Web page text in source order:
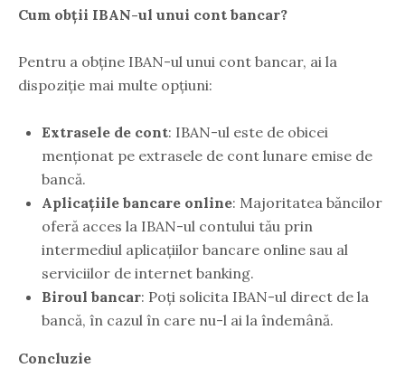
Cum obții IBAN-ul unui cont bancar?
Pentru a obține IBAN-ul unui cont bancar, ai la
dispoziție mai multe opțiuni:
Extrasele de cont: IBAN-ul este de obicei
menționat pe extrasele de cont lunare emise de
bancă.
Aplicațiile bancare online: Majoritatea băncilor
oferă acces la IBAN-ul contului tău prin
intermediul aplicațiilor bancare online sau al
serviciilor de internet banking.
Biroul bancar: Poți solicita IBAN-ul direct de la
bancă, în cazul în care nu-l ai la îndemână.
Concluzie